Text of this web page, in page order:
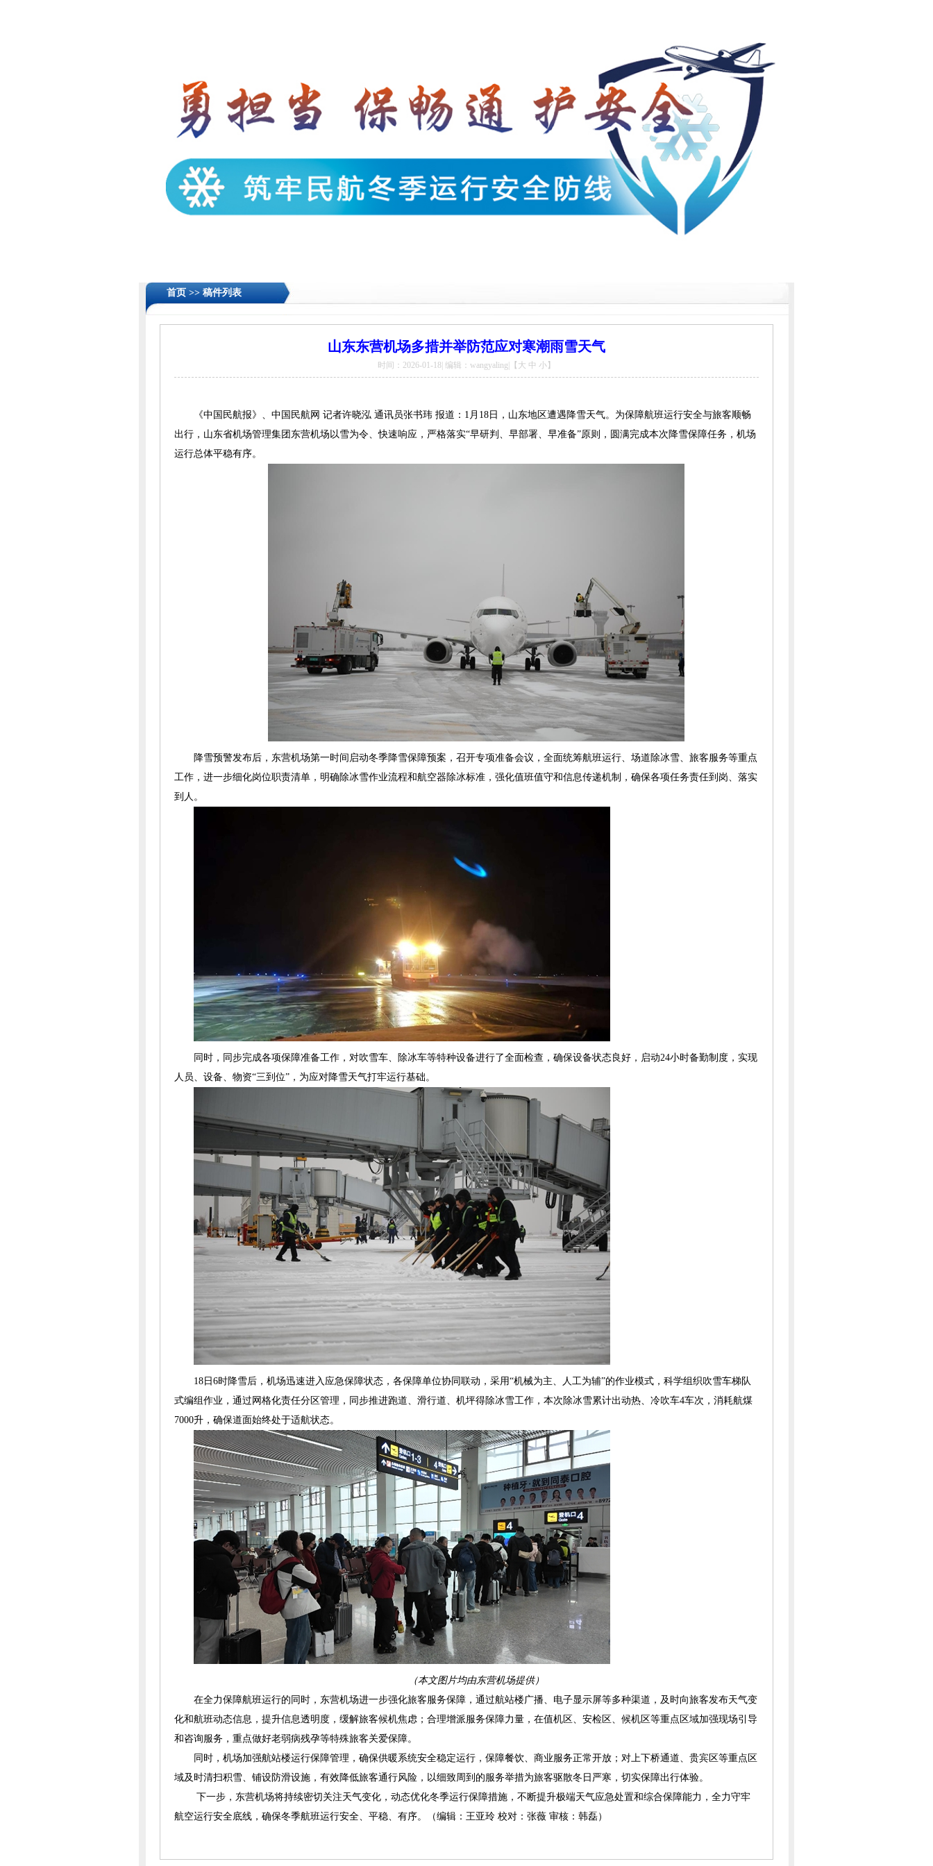
首页 >> 稿件列表
山东东营机场多措并举防范应对寒潮雨雪天气
时间：2026-01-18| 编辑：wangyaling|【 大 中 小】
《中国民航报》、 中国民航网 记者许晓泓 通讯员张书玮 报道： 1月18日，山东地区遭遇降雪天气。 为保障航班运行安全与旅客顺畅
出行， 山东省机场管理集团 东营机场以雪为令、快速响应，严格落实“早研判、早部署、早准备”原则，圆满完成本次降雪保障任务，机场
运行总体平稳有序。
降雪预警发布后，东营机场第一时间启动冬季降雪保障预案，召开专项准备会议，全面统筹航班运行、场道除冰雪、旅客服务等重点
工作，进一步细化岗位职责清单，明确除冰雪作业流程和航空器除冰标准，强化值班值守和信息传递机制，确保各项任务责任到岗、落实
到人。
同时，同步完成各项保障准备工作 ， 对吹雪车、除冰车等特种设备进行了全面检查 ，确保设备状态良好 ， 启动24小时备勤制度，实现
人员、设备、物资“三到位”，为应对降雪天气打牢运行基础。
18日6时降雪后，机场迅速进入应急保障状态，各保障单位协同联动，采用“机械为主、人工为辅”的作业模式，科学组织吹雪车梯队
式编组作业 ，通过网格化责任分区管理，同步推进跑道、滑行道、机坪得除冰雪工作，本次除冰雪累计出动热、冷吹车4车次，消耗航煤
7000升，确保道面始终处于适航状态。
（本文图片均由东营机场提供）
在全力保障航班运行的同时， 东营机场进一步强化旅客服务保障， 通过航站楼广播、电子显示屏等多种渠道，及时向旅客发布天气变
化和航班动态信息，提升信息透明度，缓解旅客候机焦虑；合理增派服务保障力量，在值机区、安检区、候机区等重点区域加强现场引导
和咨询服务，重点做好老弱病残孕等特殊旅客关爱保障。
同时，机场加强航站楼运行保障管理，确保供暖系统安全稳定运行，保障餐饮、商业服务正常开放；对上下桥通道、贵宾区等重点区
域及时清扫积雪、铺设防滑设施，有效降低旅客通行风险，以细致周到的服务举措为旅客驱散冬日严寒，切实保障出行体验。
下一步，东营机场将持续密切关注天气变化，动态优化冬季运行保障措施，不断提升极端天气应急处置和综合保障能力，全力守牢
航空运行安全底线，确保冬季航班运行安全、平稳、有序。（编辑：王亚玲 校对：张薇 审核：韩磊）